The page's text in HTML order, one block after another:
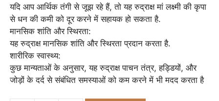
यदि आप आर्थिक तंगी से जूझ रहे हैं, तो यह रुद्राक्ष मां लक्ष्मी की कृपा
से धन की कमी को दूर करने में सहायक हो सकता है.
मानसिक शांति और स्थिरता:
यह रुद्राक्ष मानसिक शांति और स्थिरता प्रदान करता है.
शारीरिक स्वास्थ्य:
कुछ मान्यताओं के अनुसार, यह रुद्राक्ष पाचन तंत्र, हड्डियों, और
जोड़ों के दर्द से संबंधित समस्याओं को कम करने में भी मदद करता है